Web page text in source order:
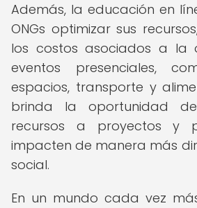
Además, la educación en
ONGs optimizar sus
los costos asociados a la
eventos presenciales,
espacios, transporte y
brinda la oportunidad
recursos a proyectos y
impacten de manera más
social.
En un mundo cada vez